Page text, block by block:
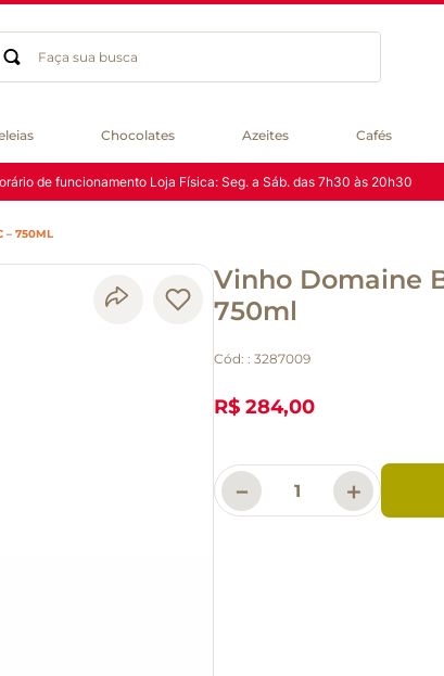
sua busca
Chocolates Azeites Cafés
de funcionamento Loja Física: Seg. a Sáb. das 7h30 às 20h30
– 750ML
Vinho Domaine
750ml
Cód: : 3287009
R$ 284,00
＋
－
gluten
chá